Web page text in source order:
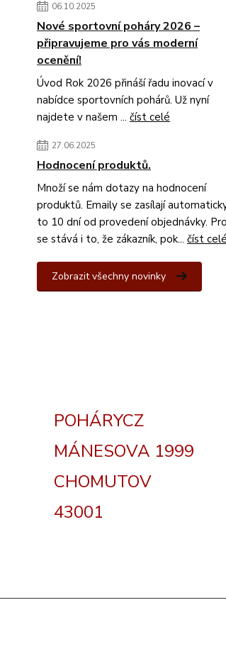
06.10.2025
Nové sportovní poháry 2026 –
připravujeme pro vás moderní
ocenění!
Úvod Rok 2026 přináší řadu inovací v
nabídce sportovních pohárů. Už nyní
najdete v našem ... číst celé
27.06.2025
Hodnocení produktů.
Množí se nám dotazy na hodnocení
produktů. Emaily se zasílají
to 10 dní od provedení objednávky.
se stává i to, že zákazník, pok... číst celé
Zobrazit všechny novinky
POHÁRYCZ
MÁNESOVA 1999
CHOMUTOV
43001